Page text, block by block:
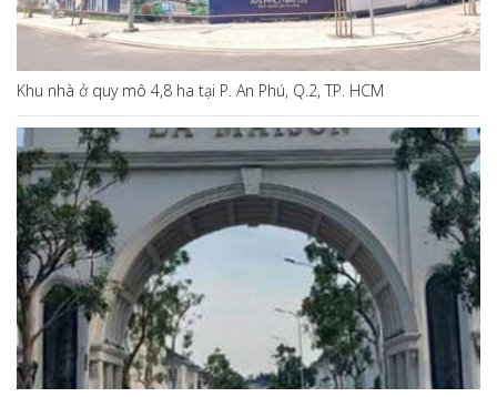
Khu nhà ở quy mô 4,8 ha tại P. An Phú, Q.2, TP. HCM